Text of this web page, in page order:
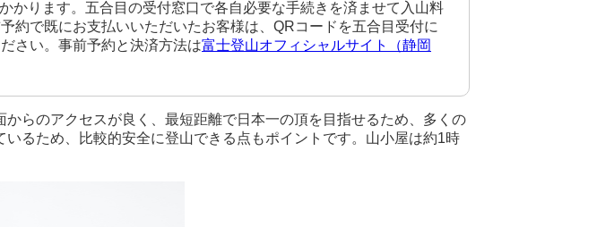
かります。五合目の受付窓口で各自必要な手続きを済ませて入山料
約で既にお支払いいただいたお客様は、QRコードを五合目受付に
さい。事前予約と決済方法は富士登山オフィシャルサイト（静岡
らのアクセスが良く、最短距離で日本一の頂を目指せるため、多くの
るため、比較的安全に登山できる点もポイントです。山小屋は約1時